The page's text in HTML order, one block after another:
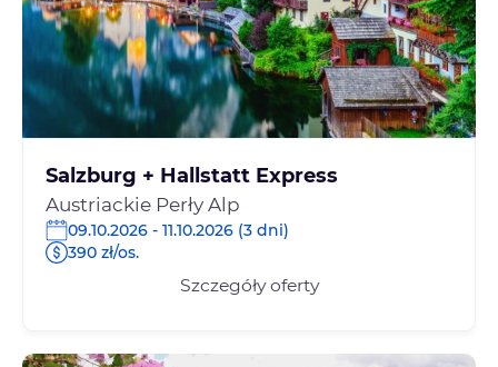
Salzburg + Hallstatt Express
Austriackie Perły Alp
09.10.2026 - 11.10.2026 (3 dni)
390 zł/os.
Szczegóły oferty